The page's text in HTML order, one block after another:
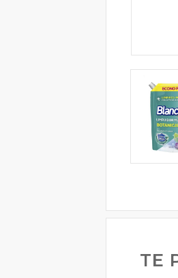
TE